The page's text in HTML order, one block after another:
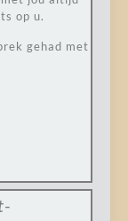
op u.
gehad met